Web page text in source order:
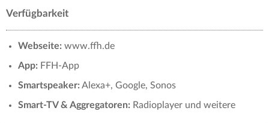
Verfügbarkeit
Webseite: www.ffh.de
App: FFH-App
Smartspeaker:Alexa+, Google, Sonos
Smart-TV & Aggregatoren: Radioplayer und weitere